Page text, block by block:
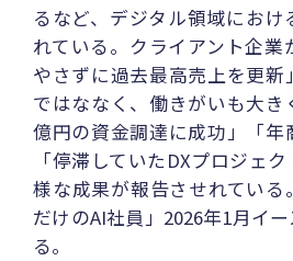
るなど、デジタル領域におけ
れている。クライアント企業
やさずに過去最高売上を更新
ではななく、働きがいも大き
億円の資金調達に成功」「年
「停滞していたDXプロジェ
様な成果が報告させれている
だけのAI社員」2026年1月イ
る。